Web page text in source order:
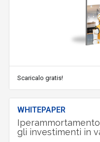
Scaricalo gratis!
WHITEPAPER
gli investimenti in